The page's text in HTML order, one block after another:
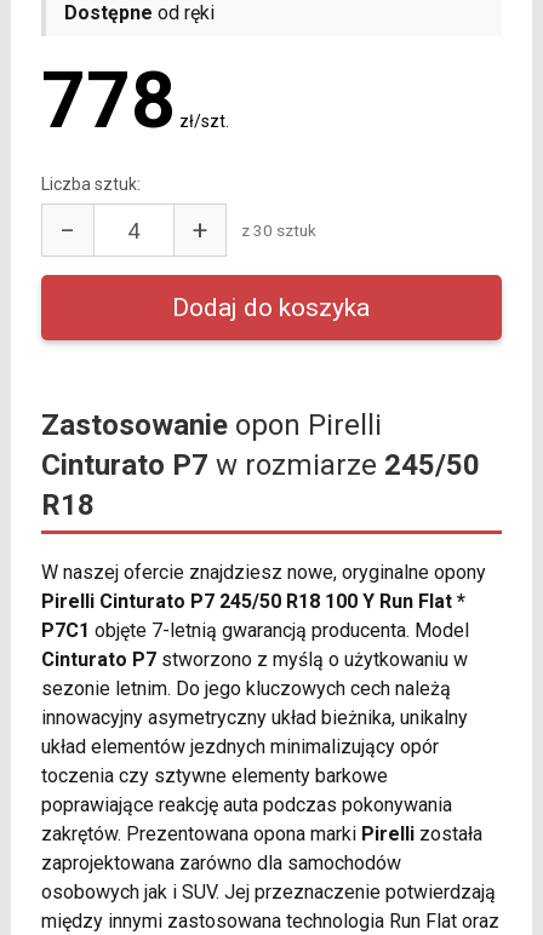
Dostępne od ręki
778 zł/szt.
Liczba sztuk:
− + z 30 sztuk
Zastosowanieopon Pirelli
Cinturato P7 w rozmiarze 245/50
R18
W naszej ofercie znajdziesz nowe, oryginalne opony
Pirelli Cinturato P7 245/50 R18 100 Y Run Flat *
P7C1 objęte 7-letnią gwarancją producenta. Model
Cinturato P7stworzono z myślą o użytkowaniu w
sezonie letnim. Do jego kluczowych cech należą
innowacyjny asymetryczny układ bieżnika, unikalny
układ elementów jezdnych minimalizujący opór
toczenia czy sztywne elementy barkowe
poprawiające reakcję auta podczas pokonywania
zakrętów. Prezentowana opona marki Pirellizostała
zaprojektowana zarówno dla samochodów
osobowych jak i SUV. Jej przeznaczenie potwierdzają
między innymi zastosowana technologia Run Flat oraz